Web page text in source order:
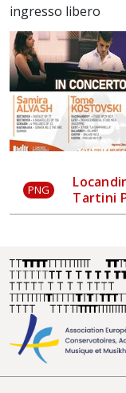
ingresso libero
PNG
Locandina Cervignano Festival
Tartini